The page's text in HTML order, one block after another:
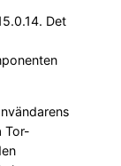
Det
Tor-